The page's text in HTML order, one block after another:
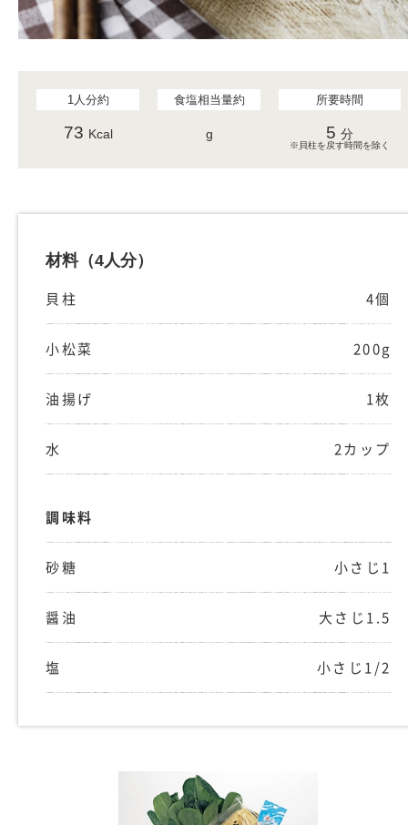
1人分約
73 Kcal
食塩相当量約
g
所要時間
5 分
※貝柱を戻す時間を除く
材料（4人分）
貝柱 4個
小松菜 200g
油揚げ 1枚
水 2カップ
調味料
砂糖 小さじ1
醤油 大さじ1.5
塩 小さじ1/2